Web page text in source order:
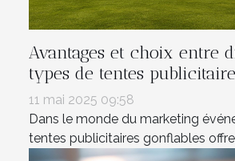
Avantages et choix entre
types de tentes
11 mai 2025 09:58
Dans le monde du marketing
tentes publicitaires gonflables